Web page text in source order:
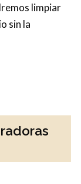
limpiar
sin la